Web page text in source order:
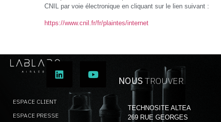
CNIL par voie électronique en cliquant sur le lien suivant :
https://www.cnil.fr/fr/plaintes/internet
ESPACE CLIENT
ESPACE PRESSE
NOUSTROUVER
TECHNOSITE ALTEA
269 RUE GEORGES